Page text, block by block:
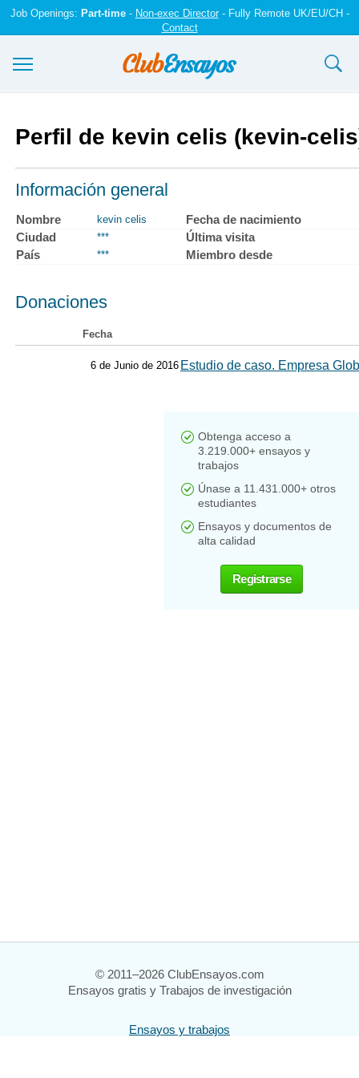
Job Openings: Part-time- Non-exec Director- Fully Remote UK/EU/CH -
Contact
Registrarse
Iniciar sesión
Contáctenos
Perfil de kevin celis (kevin-
Información general
Nombre kevin celis
Fecha de nacimiento
Ciudad
***
Última visita
País
*** Miembro desde
Donaciones
Fecha
6 de Junio de 2016 Estudio de caso. Empresa
Obtenga acceso a
3.219.000+ ensayos y
trabajos
Únase a 11.431.000+ otros
estudiantes
Ensayos y documentos de
alta calidad
Registrarse
© 2011–2026 ClubEnsayos.com
Ensayos gratis y Trabajos de investigación
Ensayos y trabajos